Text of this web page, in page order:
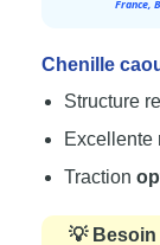
France,
Chenille
Structure
Excellente
Traction
💡